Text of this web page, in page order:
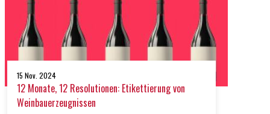
15 Nov. 2024
12 Monate, 12 Resolutionen: Etikettierung von
Weinbauerzeugnissen